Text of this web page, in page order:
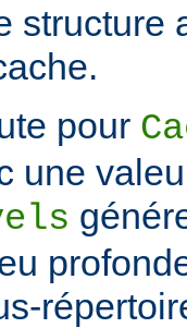
structure
pour
une